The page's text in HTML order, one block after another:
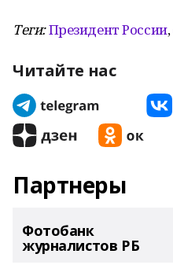
Теги:Президент России,
Читайте нас
Партнеры
Фотобанк
журналистов РБ